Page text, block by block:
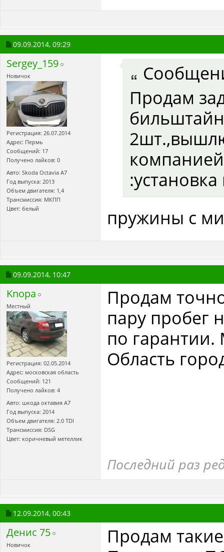
09.09.2014, 09:29
Sergey_159
Новичок
Регистрация: 26.07.2014
Адрес: Пермь
Сообщений: 17
Получено лайков: 0
Авто: Skoda Octavia А7
Год выпуска: 2013
Объем двигателя: 1,4
Трансмиссия: МКПП
Цвет: белый
Продам
пружины с
09.09.2014, 10:47
Knopa
Местный
Регистрация: 02.05.2014
Адрес: московская область
Сообщений: 121
Получено лайков: 4
Авто: шкода октавия А7
Год выпуска: 2014
Объем двигателя: 2.0 TDI
Трансмиссия: DSG
Цвет: коричневый метеллик
Продам
пару пробег
по
Область
Последний раз
12.09.2014, 00:43
Денис 75
Новичок
Продам